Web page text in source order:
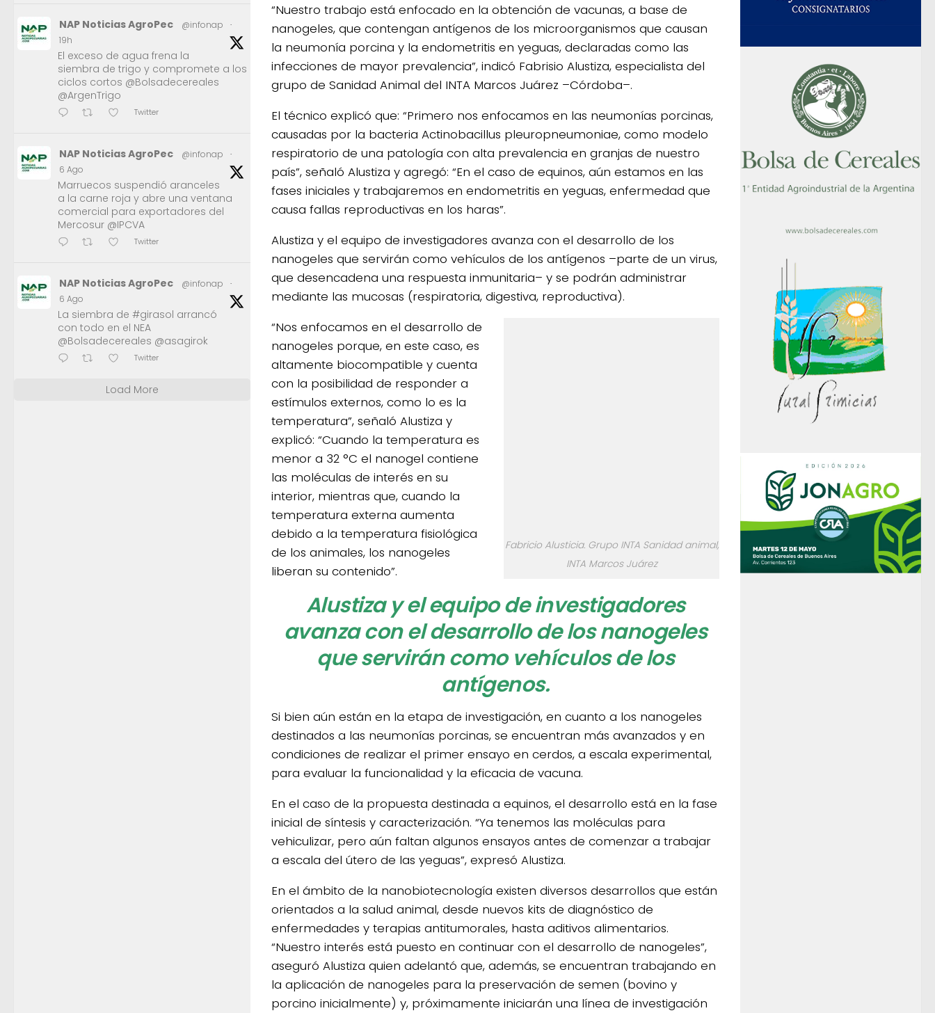
“Nuestro trabajo está enfocado en la obtención de vacunas, a base de
nanogeles, que contengan antígenos de los microorganismos que causan
la neumonía porcina y la endometritis en yeguas, declaradas como las
infecciones de mayor prevalencia”, indicó Fabrisio Alustiza, especialista del
grupo de Sanidad Animal del INTA Marcos Juárez –Córdoba–.
El técnico explicó que: “Primero nos enfocamos en las neumonías porcinas,
causadas por la bacteria Actinobacillus pleuropneumoniae, como modelo
respiratorio de una patología con alta prevalencia en granjas de nuestro
país”, señaló Alustiza y agregó: “En el caso de equinos, aún estamos en las
fases iniciales y trabajaremos en endometritis en yeguas, enfermedad que
causa fallas reproductivas en los haras”.
Alustiza y el equipo de investigadores avanza con el desarrollo de los
nanogeles que servirán como vehículos de los antígenos –parte de un virus,
que desencadena una respuesta inmunitaria– y se podrán administrar
mediante las mucosas (respiratoria, digestiva, reproductiva).
Fabricio Alusticia. Grupo INTA Sanidad animal,
INTA Marcos Juárez
“Nos enfocamos en el desarrollo de
nanogeles porque, en este caso, es
altamente biocompatible y cuenta
con la posibilidad de responder a
estímulos externos, como lo es la
temperatura”, señaló Alustiza y
explicó: “Cuando la temperatura es
menor a 32 °C el nanogel contiene
las moléculas de interés en su
interior, mientras que, cuando la
temperatura externa aumenta
debido a la temperatura fisiológica
de los animales, los nanogeles
liberan su contenido”.
Alustiza y el equipo de investigadores
avanza con el desarrollo de los nanogeles
que servirán como vehículos de los
antígenos.
Si bien aún están en la etapa de investigación, en cuanto a los nanogeles
destinados a las neumonías porcinas, se encuentran más avanzados y en
condiciones de realizar el primer ensayo en cerdos, a escala experimental,
para evaluar la funcionalidad y la eficacia de vacuna.
En el caso de la propuesta destinada a equinos, el desarrollo está en la fase
inicial de síntesis y caracterización. “Ya tenemos las moléculas para
vehiculizar, pero aún faltan algunos ensayos antes de comenzar a trabajar
a escala del útero de las yeguas”, expresó Alustiza.
En el ámbito de la nanobiotecnología existen diversos desarrollos que están
orientados a la salud animal, desde nuevos kits de diagnóstico de
enfermedades y terapias antitumorales, hasta aditivos alimentarios.
“Nuestro interés está puesto en continuar con el desarrollo de nanogeles”,
aseguró Alustiza quien adelantó que, además, se encuentran trabajando en
la aplicación de nanogeles para la preservación de semen (bovino y
porcino inicialmente) y, próximamente iniciarán una línea de investigación
NAP Noticias AgroPec @infonap
·
19h
El exceso de agua frena la
siembra de trigo y compromete a los
ciclos cortos @Bolsadecereales
@ArgenTrigo
Twitter
NAP Noticias AgroPec @infonap
·
6 Ago
Marruecos suspendió aranceles
a la carne roja y abre una ventana
comercial para exportadores del
Mercosur @IPCVA
Twitter
NAP Noticias AgroPec @infonap
·
6 Ago
La siembra de #girasol arrancó
con todo en el NEA
@Bolsadecereales @asagirok
Twitter
Load More